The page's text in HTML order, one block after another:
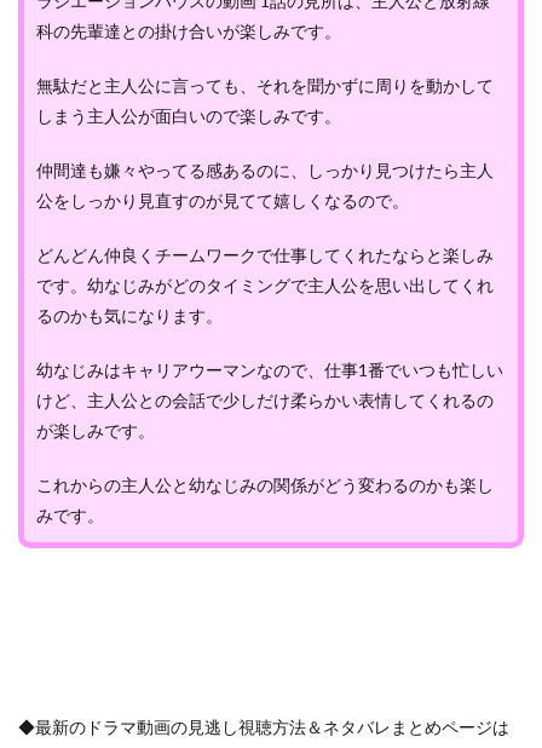
科の先輩達との掛け合いが楽しみです。
無駄だと主人公に言っても、それを聞かずに周りを動かして
しまう主人公が面白いので楽しみです。
仲間達も嫌々やってる感あるのに、しっかり見つけたら主人
公をしっかり見直すのが見てて嬉しくなるので。
どんどん仲良くチームワークで仕事してくれたならと楽しみ
です。幼なじみがどのタイミングで主人公を思い出してくれ
るのかも気になります。
幼なじみはキャリアウーマンなので、仕事1番でいつも忙しい
けど、主人公との会話で少しだけ柔らかい表情してくれるの
が楽しみです。
これからの主人公と幼なじみの関係がどう変わるのかも楽し
みです。
◆最新のドラマ動画の見逃し視聴方法＆ネタバレまとめページは